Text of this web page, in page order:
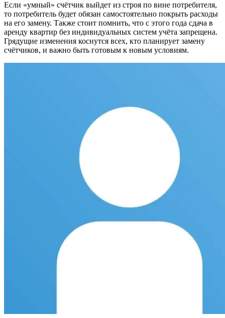
Если «умный» счётчик выйдет из строя по вине потребителя,
то потребитель будет обязан самостоятельно покрыть расходы
на его замену. Также стоит помнить, что с этого года сдача в
аренду квартир без индивидуальных систем учёта запрещена.
Грядущие изменения коснутся всех, кто планирует замену
счётчиков, и важно быть готовым к новым условиям.